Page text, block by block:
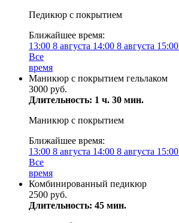
Педикюр с покрытием
Ближайшее время:
13:00 8 августа 14:00 8 августа 15:00
Все
время
Маникюр с покрытием гельлаком
3000 руб.
Длительность: 1 ч. 30 мин.
Маникюр с покрытием
Ближайшее время:
13:00 8 августа 14:00 8 августа 15:00
Все
время
Комбинированный педикюр
2500 руб.
Длительность: 45 мин.